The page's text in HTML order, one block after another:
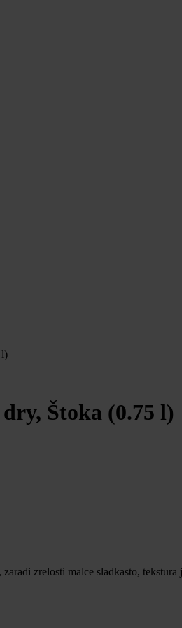
l)
Štoka (0.75 l)
zrelosti malce sladkasto,